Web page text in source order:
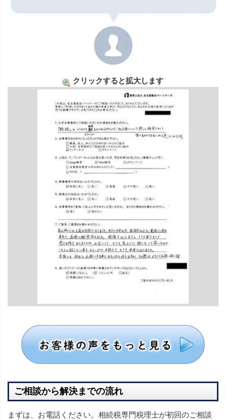
クリックすると拡大します
ご相談から解決までの流れ
まずは、お電話ください。相続税専門税理士が初回のご相談